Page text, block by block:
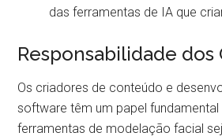
das ferramentas de IA que
Responsabilidade dos
Os criadores de conteúdo e
software têm um papel fundamental
ferramentas de modelação facial